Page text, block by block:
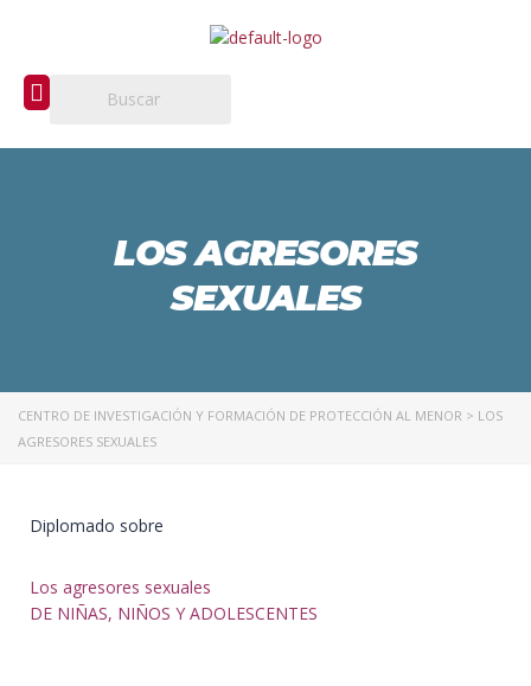
LOS AGRESORES
SEXUALES
CENTRO DE INVESTIGACIÓN Y FORMACIÓN DE PROTECCIÓN AL MENOR > LOS
AGRESORES SEXUALES
Diplomado sobre
Los agresores sexuales
DE NIÑAS, NIÑOS Y ADOLESCENTES